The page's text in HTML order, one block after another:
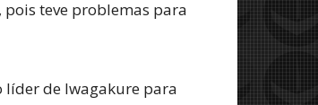
teve problemas para
líder de Iwagakure para